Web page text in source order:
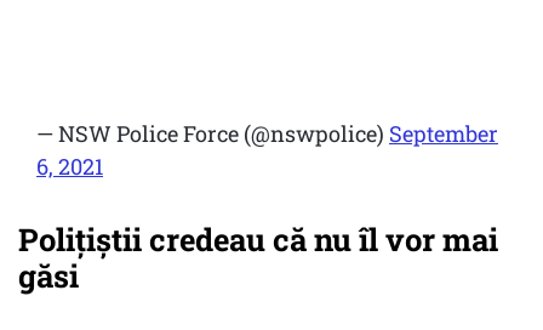
— NSW Police Force (@nswpolice) September
6, 2021
Polițiștii credeau că nu îl vor mai
găsi